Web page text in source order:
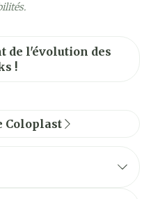
de l'évolution des
!
Coloplast